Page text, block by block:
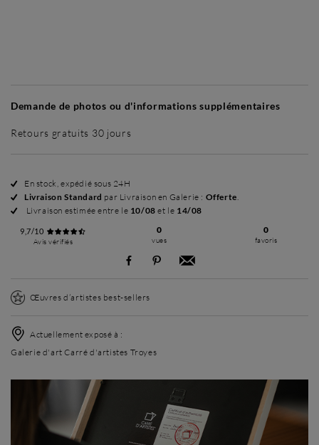
Demande de photos ou d'informations supplémentaires
Retours gratuits 30 jours
En stock, expédié sous 24H
Livraison Standard par Livraison en Galerie : Offerte.
Livraison estimée entre le 10/08 et le 14/08
9,7/10
Avis vérifiés
0
vues
0
favoris
Œuvres d’artistes best-sellers
Actuellement exposé à :
Galerie d'art Carré d'artistes Troyes